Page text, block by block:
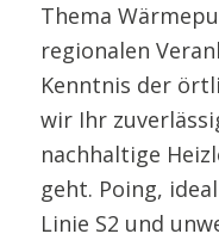
Thema
regionalen
Kenntnis der
wir Ihr
nachhaltige
geht. Poing,
Linie S2 und